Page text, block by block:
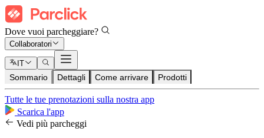
Dove vuoi parcheggiare?
Collaboratori
IT
Sommario Dettagli Come arrivare Prodotti
Tutte le tue prenotazioni sulla nostra app
Scarica l'app
Vedi più parcheggi